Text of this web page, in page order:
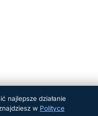
najlepsze działanie
w Polityce